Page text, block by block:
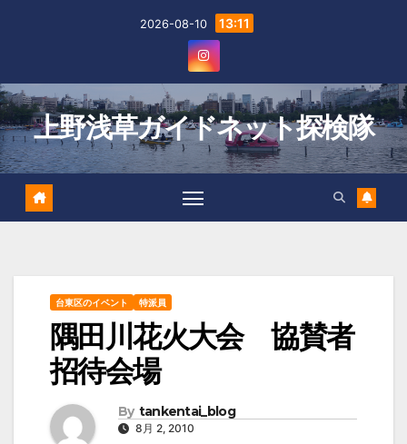
2026-08-10 13:11
上野浅草ガイドネット探検隊
台東区のイベント 特派員
隅田川花火大会 協賛者
招待会場
By tankentai_blog
8月 2, 2010